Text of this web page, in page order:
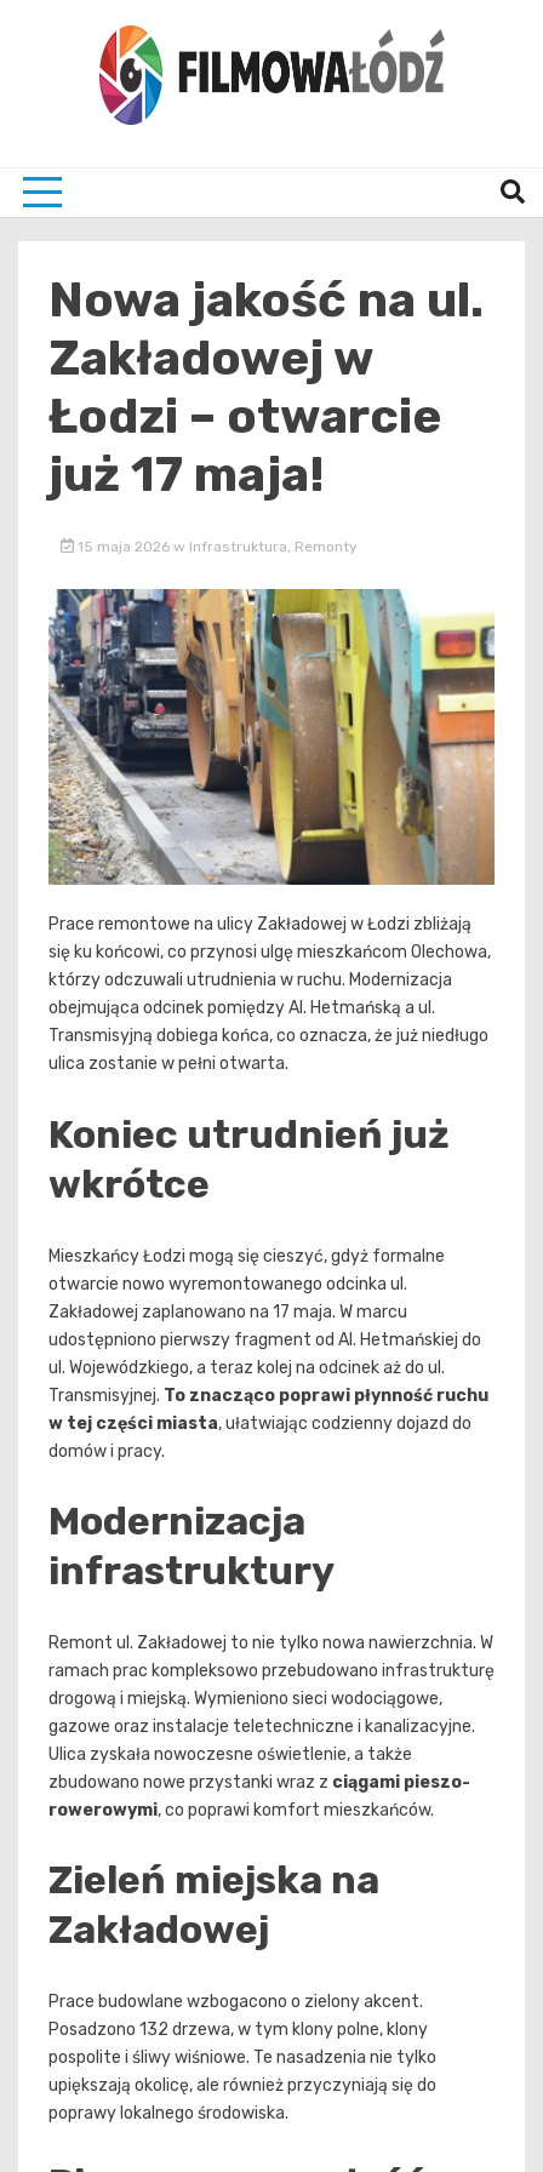
Nowa jakość na ul.
Zakładowej w
Łodzi – otwarcie
już 17 maja!
15 maja 2026 w Infrastruktura Remonty
Prace remontowe na ulicy Zakładowej w Łodzi zbliżają
się ku końcowi, co przynosi ulgę mieszkańcom Olechowa,
którzy odczuwali utrudnienia w ruchu. Modernizacja
obejmująca odcinek pomiędzy Al. Hetmańską a ul.
Transmisyjną dobiega końca, co oznacza, że już niedługo
ulica zostanie w pełni otwarta.
Koniec utrudnień już
wkrótce
Mieszkańcy Łodzi mogą się cieszyć, gdyż formalne
otwarcie nowo wyremontowanego odcinka ul.
Zakładowej zaplanowano na 17 maja. W marcu
udostępniono pierwszy fragment od Al. Hetmańskiej do
ul. Wojewódzkiego, a teraz kolej na odcinek aż do ul.
Transmisyjnej. To znacząco poprawi płynność ruchu
w tej części miasta, ułatwiając codzienny dojazd do
domów i pracy.
Modernizacja
infrastruktury
Remont ul. Zakładowej to nie tylko nowa nawierzchnia. W
ramach prac kompleksowo przebudowano infrastrukturę
drogową i miejską. Wymieniono sieci wodociągowe,
gazowe oraz instalacje teletechniczne i kanalizacyjne.
Ulica zyskała nowoczesne oświetlenie, a także
zbudowano nowe przystanki wraz z ciągami pieszo-
rowerowymi, co poprawi komfort mieszkańców.
Zieleń miejska na
Zakładowej
Prace budowlane wzbogacono o zielony akcent.
Posadzono 132 drzewa, w tym klony polne, klony
pospolite i śliwy wiśniowe. Te nasadzenia nie tylko
upiększają okolicę, ale również przyczyniają się do
poprawy lokalnego środowiska.